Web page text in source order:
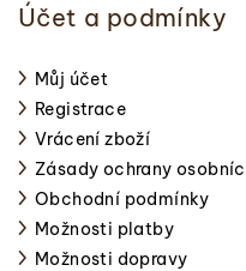
Účet a podmínky
Můj účet
Registrace
Vrácení zboží
Zásady ochrany
Obchodní podmínky
Možnosti platby
Možnosti dopravy